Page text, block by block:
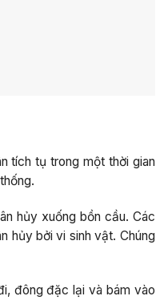
tích tụ trong một thời gian
hủy xuống bồn cầu. Các
hủy bởi vi sinh vật. Chúng
đông đặc lại và bám vào